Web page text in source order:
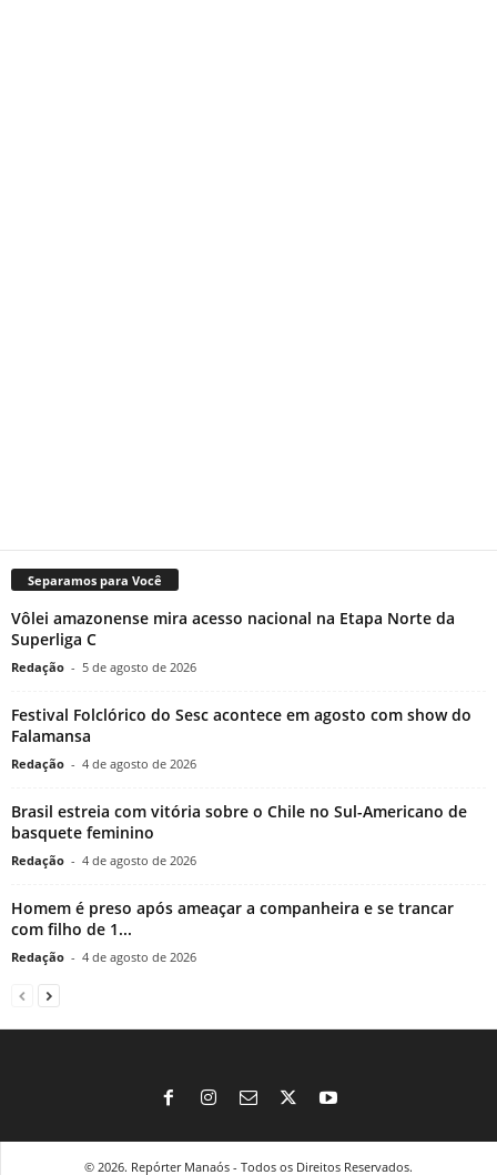
Separamos para Você
Vôlei amazonense mira acesso nacional na Etapa Norte da
Superliga C
Redação - 5 de agosto de 2026
Festival Folclórico do Sesc acontece em agosto com show do
Falamansa
Redação - 4 de agosto de 2026
Brasil estreia com vitória sobre o Chile no Sul-Americano de
basquete feminino
Redação - 4 de agosto de 2026
Homem é preso após ameaçar a companheira e se trancar
com filho de 1...
Redação - 4 de agosto de 2026
© 2026. Repórter Manaós - Todos os Direitos Reservados.